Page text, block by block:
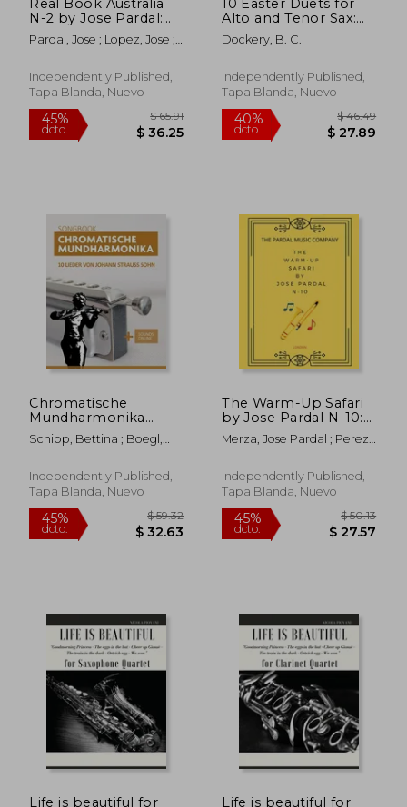
45%
dcto. $ 28.22
45%
dcto.
N-2 by Jose Pardal:
Merza (en Inglés)
Pardal, Jose ; Lopez, Jose ;
Independently Published,
Tapa Blanda, Nuevo
45%
Alto and Tenor Sax:
Volume 1 (en Inglés)
Dockery, B. C.
Independently Published,
Tapa Blanda, Nuevo
40%
Chromatische
Mundharmonika
Songbook - 10 Lieder
von Johann Strauss
online (en Alemán)
Schipp, Bettina ; Boegl,
Independently Published,
Tapa Blanda, Nuevo
The Warm-Up Safari
by Jose Pardal N-10:
London (en Inglés)
Merza, Jose Pardal ; Perez,
Pardal Music
Independently Published,
Tapa Blanda, Nuevo
Life is beautiful for Life is beautiful for